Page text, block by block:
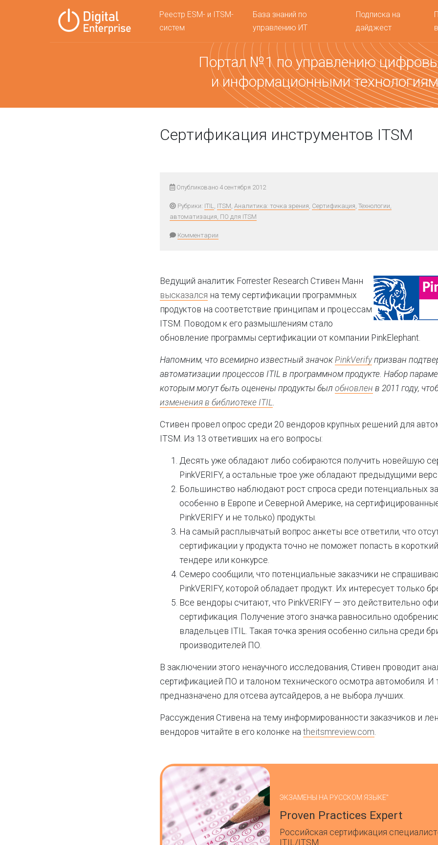
Реестр ESM- и ITSM-
систем
База знаний по
управлению ИТ
Подписка на
дайджест
Портал №1 по управлению
и информационными
Сертификация инструментов ITSM
Опубликовано 4 сентября 2012
Рубрики: ITIL, ITSM, Аналитика: точка зрения, Сертификация, Технологии,
автоматизация, ПО для ITSM
Комментарии
Ведущий аналитик Forrester Research Стивен Манн
высказался на тему сертификации программных
продуктов на соответствие принципам и процессам
ITSM. Поводом к его размышлениям стало
обновление программы сертификации от компании PinkElephant.
Напомним, что всемирно известный значок PinkVerifyпризван
автоматизации процессов ITIL в программном продукте. Набор
которым могут быть оценены продукты был обновлен в 2011 году,
изменения в библиотеке ITIL.
Стивен провел опрос среди 20 вендоров крупных решений для
ITSM. Из 13 ответивших на его вопросы:
Десять уже обладают либо собираются получить новейшую
PinkVERIFY, а остальные трое уже обладают предыдущими
Большинство наблюдают рост спроса среди потенциальных
особенно в Европе и Северной Америке, на
PinkVERIFY и не только) продукты.
На самый расплывчатый вопрос анкеты все ответили, что
сертификации у продукта точно не поможет попасть в
тендере или конкурсе.
Семеро сообщили, что потенциальные заказчики не
PinkVERIFY, которой обладает продукт. Их интересует только
Все вендоры считают, что PinkVERIFY — это действительно
сертификация. Получение этого значка равносильно
владельцев ITIL. Такая точка зрения особенно сильна среди
производителей ПО.
В заключении этого ненаучного исследования, Стивен проводит
сертификацией ПО и талоном технического осмотра автомобиля. И
предназначено для отсева аутсайдеров, а не выбора лучших.
Рассуждения Стивена на тему информированности заказчиков и
вендоров читайте в его колонке на theitsmreview.com.
ЭКЗАМЕНЫ НА РУССКОМ ЯЗЫКЕ"
Proven Practices Expert
Российская сертификация
ITIL/ITSM